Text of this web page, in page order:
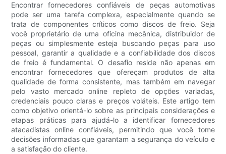
Encontrar fornecedores confiáveis ​​de peças automotivas
pode ser uma tarefa complexa, especialmente quando se
trata de componentes críticos como discos de freio. Seja
você proprietário de uma oficina mecânica, distribuidor de
peças ou simplesmente esteja buscando peças para uso
pessoal, garantir a qualidade e a confiabilidade dos discos
de freio é fundamental. O desafio reside não apenas em
encontrar fornecedores que ofereçam produtos de alta
qualidade de forma consistente, mas também em navegar
pelo vasto mercado online repleto de opções variadas,
credenciais pouco claras e preços voláteis. Este artigo tem
como objetivo orientá-lo sobre as principais considerações e
etapas práticas para ajudá-lo a identificar fornecedores
atacadistas online confiáveis, permitindo que você tome
decisões informadas que garantam a segurança do veículo e
a satisfação do cliente.